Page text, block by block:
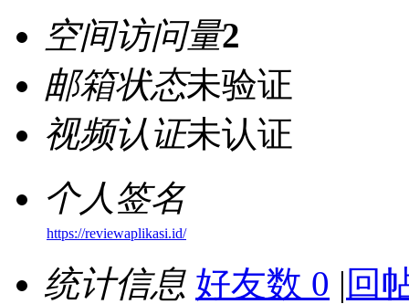
空间访问量2
邮箱状态未验证
视频认证未认证
个人签名
https://reviewaplikasi.id/
统计信息 好友数 0 | 回